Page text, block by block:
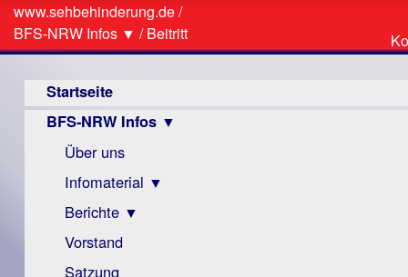
Sie
sind
hier
www.sehbehinderung.de/
BFS-NRW Infos ▼ /Beitritt
Startseite
BFS-NRW Infos ▼
Über uns
Infomaterial ▼
Visus
Zeitschrift
Monokular
Berichte ▼
Archiv
Berichte
Vorstand
Satzung